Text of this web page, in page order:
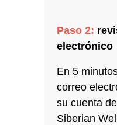
Paso 2:
electrónico
En 5
correo
su cuenta
Siberian